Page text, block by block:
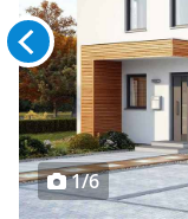
1/6